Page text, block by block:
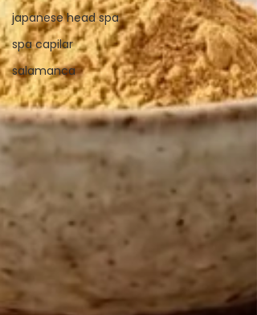
japanese head spa
spa capilar
salamanca